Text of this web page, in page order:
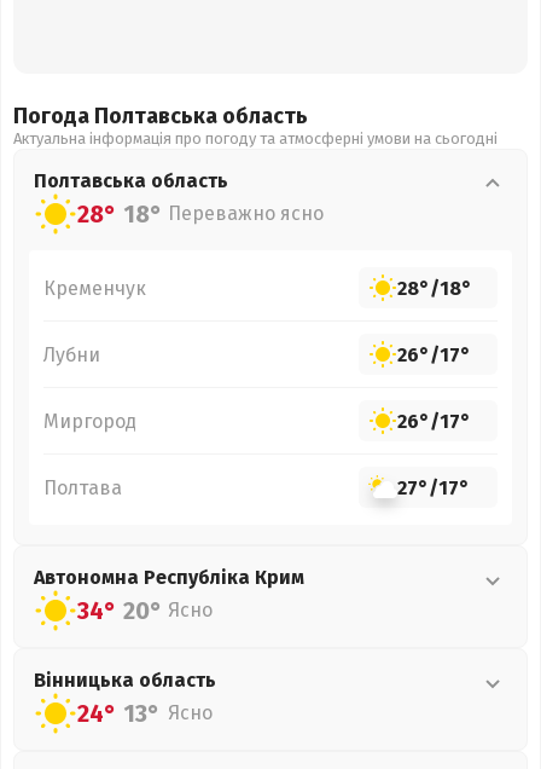
Погода Полтавська область
Актуальна інформація про погоду та атмосферні умови на сьогодні
Полтавська область
28° 18° Переважно ясно
Кременчук 28°/18°
Лубни 26°/17°
Миргород 26°/17°
Полтава 27°/17°
Автономна Республіка Крим
34° 20° Ясно
Вінницька область
24° 13° Ясно